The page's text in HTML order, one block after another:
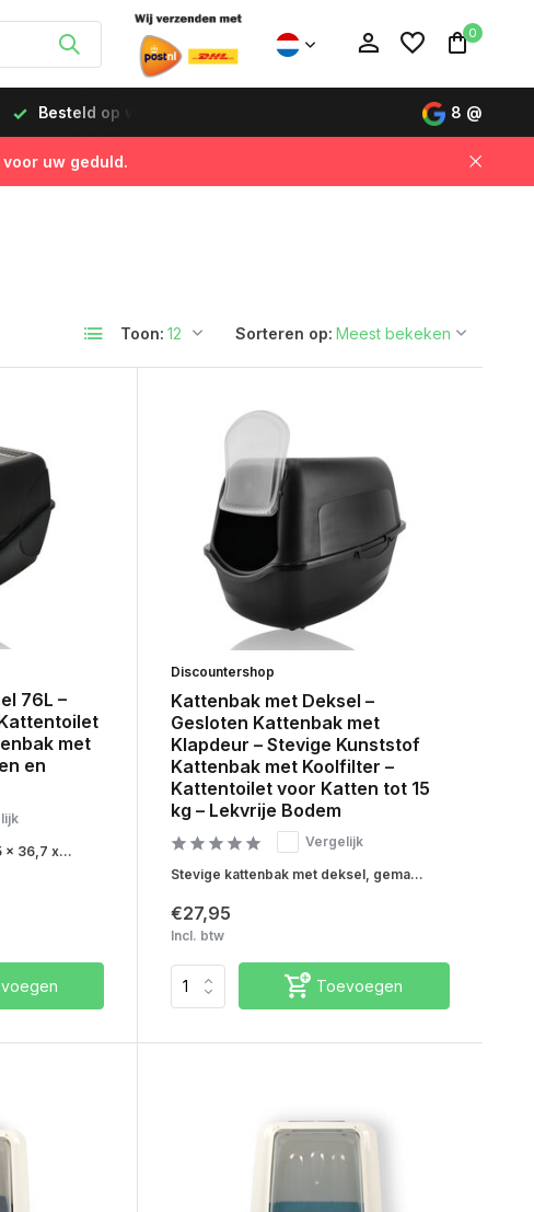
0
Besteld op werkdagen vóór 12:00 uur, de volgende dag
8 @
uw geduld.
Toon: Sorteren op:
76L –
met
en
x 36,7 x...
Discountershop
Kattenbak met Deksel –
Gesloten Kattenbak met
Klapdeur – Stevige Kunststof
Kattenbak met Koolfilter –
Kattentoilet voor Katten tot 15
kg – Lekvrije Bodem
Vergelijk
Stevige kattenbak met deksel, gema...
€27,95
Incl. btw
Toevoegen